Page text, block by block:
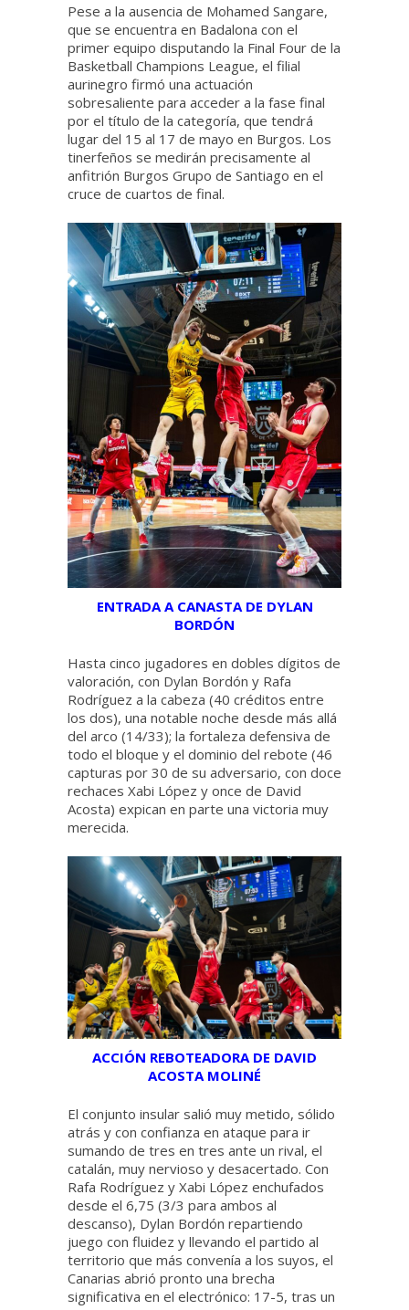
Pese a la ausencia de Mohamed Sangare,
que se encuentra en Badalona con el
primer equipo disputando la Final Four de la
Basketball Champions League, el filial
aurinegro firmó una actuación
sobresaliente para acceder a la fase final
por el título de la categoría, que tendrá
lugar del 15 al 17 de mayo en Burgos. Los
tinerfeños se medirán precisamente al
anfitrión Burgos Grupo de Santiago en el
cruce de cuartos de final.
ENTRADA A CANASTA DE DYLAN
BORDÓN
Hasta cinco jugadores en dobles dígitos de
valoración, con Dylan Bordón y Rafa
Rodríguez a la cabeza (40 créditos entre
los dos), una notable noche desde más allá
del arco (14/33); la fortaleza defensiva de
todo el bloque y el dominio del rebote (46
capturas por 30 de su adversario, con doce
rechaces Xabi López y once de David
Acosta) expican en parte una victoria muy
merecida.
ACCIÓN REBOTEADORA DE DAVID
ACOSTA MOLINÉ
El conjunto insular salió muy metido, sólido
atrás y con confianza en ataque para ir
sumando de tres en tres ante un rival, el
catalán, muy nervioso y desacertado. Con
Rafa Rodríguez y Xabi López enchufados
desde el 6,75 (3/3 para ambos al
descanso), Dylan Bordón repartiendo
juego con fluidez y llevando el partido al
territorio que más convenía a los suyos, el
Canarias abrió pronto una brecha
significativa en el electrónico: 17-5, tras un